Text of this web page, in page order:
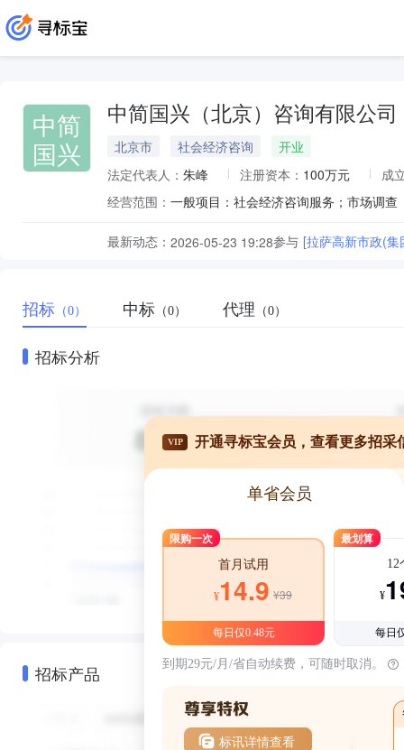
中简
国兴
中简国兴（北京）咨询有限公司
北京市 社会经济咨询
开业
法定代表人： 朱峰 注册资本： 100万元
成
经营范围：
最新动态： 2026-05-23 19:28参与 [拉萨高新市政(集
招标 （0） 中标 （0） 代理 （0）
招标分析
招标产品
VIP 开通寻标宝会员，查看更多招采
单省会员
限购一次
首月试用
¥14.9 ¥39
每日仅0.48元
最划算
12
¥
每日
到期29元/月/省自动续费，可随时取消。
标讯详情查看